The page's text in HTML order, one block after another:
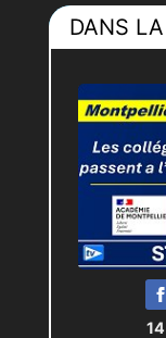
Paris [
Prix de
de la
La
Journaliste
Technicien
DANS